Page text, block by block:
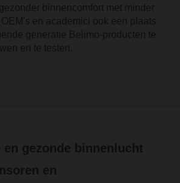
binnencomfort met minder
en academici ook een plaats
generatie Belimo-producten te
en te testen.
en gezonde binnenlucht
en